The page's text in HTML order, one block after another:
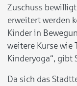
Zuschuss
erweitert werden
Kinder in
weitere Kurse wie
Kinderyoga“, gibt
Da sich das